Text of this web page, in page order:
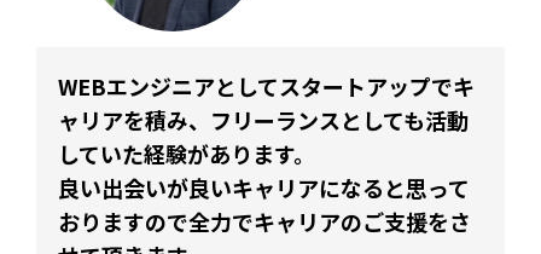
WEBエンジニアとしてスタートアップでキ
ャリアを積み、フリーランスとしても活動
していた経験があります。
良い出会いが良いキャリアになると思って
おりますので全力でキャリアのご支援をさ